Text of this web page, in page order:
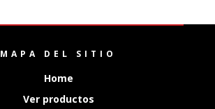
MAPA DEL SITIO
Home
Ver productos